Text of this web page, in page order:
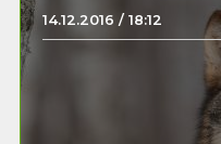
14.12.2016 / 18:12